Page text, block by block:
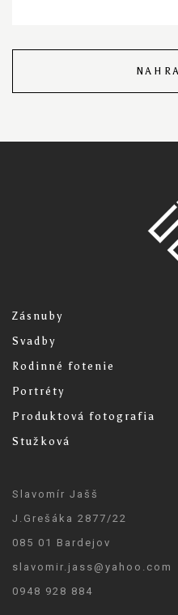
Zásnuby
Svadby
Rodinné fotenie
Portréty
Produktová fotografia
Stužková
Slavomír Jašš
J.Grešáka 2877/22
085 01 Bardejov
slavomir.jass@yahoo.com
0948 928 884